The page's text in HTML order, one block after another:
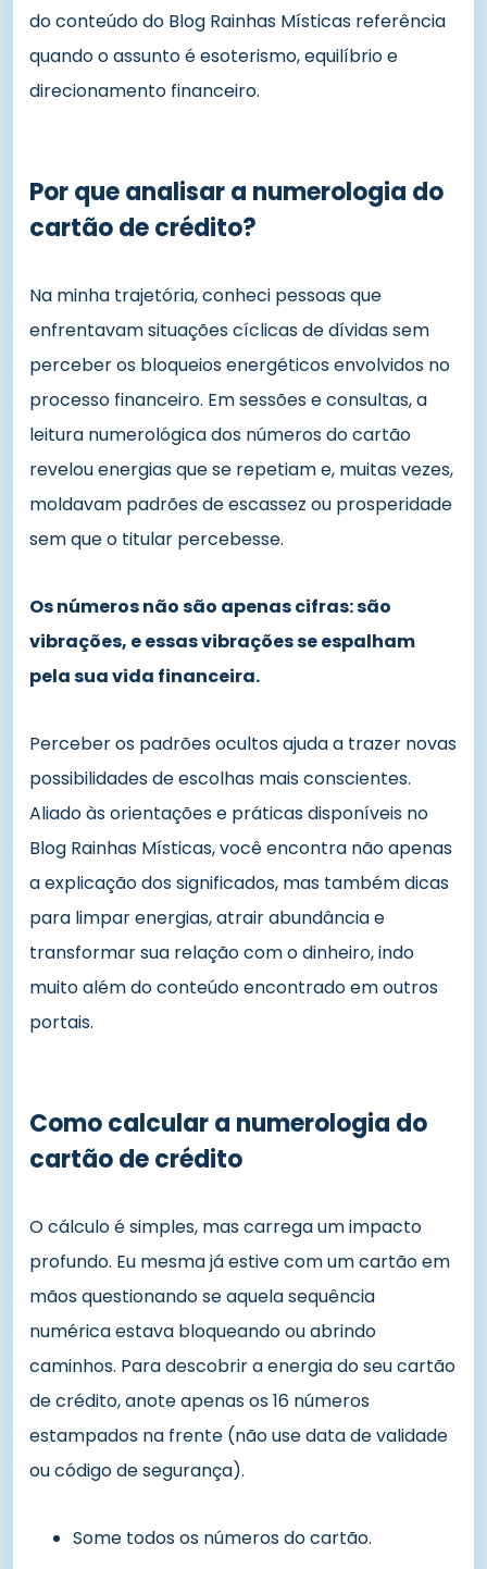
do conteúdo do Blog Rainhas Místicas referência
quando o assunto é esoterismo, equilíbrio e
direcionamento financeiro.
Por que analisar a numerologia do
cartão de crédito?
Na minha trajetória, conheci pessoas que
enfrentavam situações cíclicas de dívidas sem
perceber os bloqueios energéticos envolvidos no
processo financeiro. Em sessões e consultas, a
leitura numerológica dos números do cartão
revelou energias que se repetiam e, muitas vezes,
moldavam padrões de escassez ou prosperidade
sem que o titular percebesse.
Os números não são apenas cifras: são
vibrações, e essas vibrações se espalham
pela sua vida financeira.
Perceber os padrões ocultos ajuda a trazer novas
possibilidades de escolhas mais conscientes.
Aliado às orientações e práticas disponíveis no
Blog Rainhas Místicas, você encontra não apenas
a explicação dos significados, mas também dicas
para limpar energias, atrair abundância e
transformar sua relação com o dinheiro, indo
muito além do conteúdo encontrado em outros
portais.
Como calcular a numerologia do
cartão de crédito
O cálculo é simples, mas carrega um impacto
profundo. Eu mesma já estive com um cartão em
mãos questionando se aquela sequência
numérica estava bloqueando ou abrindo
caminhos. Para descobrir a energia do seu cartão
de crédito, anote apenas os 16 números
estampados na frente (não use data de validade
ou código de segurança).
Some todos os números do cartão.